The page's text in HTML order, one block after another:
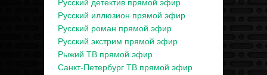
Русский детектив прямой эфир
Русский иллюзион прямой эфир
Русский роман прямой эфир
Русский экстрим прямой эфир
Рыжий ТВ прямой эфир
Санкт-Петербург ТВ прямой эфир